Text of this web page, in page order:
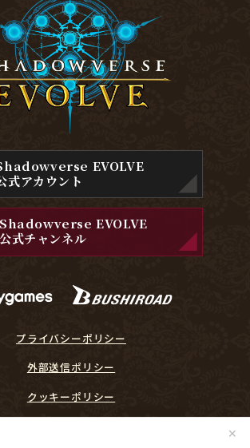
✕
EVOLVE
式アカウント
Shadowverse EVOLVE
公式チャンネル
プライバシーポリシー
外部送信ポリシー
クッキーポリシー